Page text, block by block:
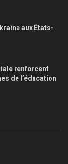
aux États-
renforcent
de l’éducation